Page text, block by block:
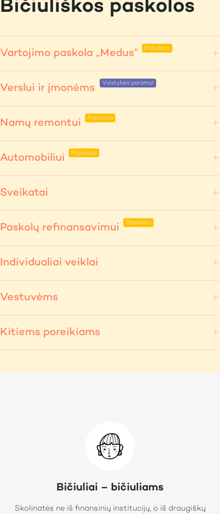
Bičiuliškos paskolos
Vartojimo paskola „Medus“
Verslui ir įmonėms
Namų remontui
Automobiliui
Sveikatai
Paskolų refinansavimui
Individualiai veiklai
Vestuvėms
Kitiems poreikiams
Bičiuliai – bičiuliams
Skolinatės ne iš finansinių institucijų, o iš draugiškų